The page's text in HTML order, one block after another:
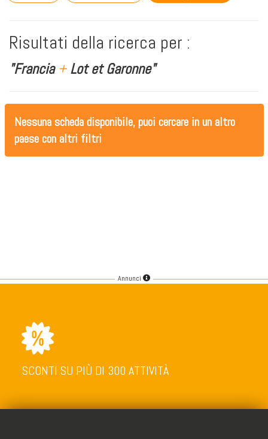
Risultati della ricerca per :
"Francia +Lot et Garonne"
Nessuna scheda disponibile, puoi cercare in un altro
paese con altri filtri
Annunci
SCONTI SU PIÙ DI 300 ATTIVITÀ